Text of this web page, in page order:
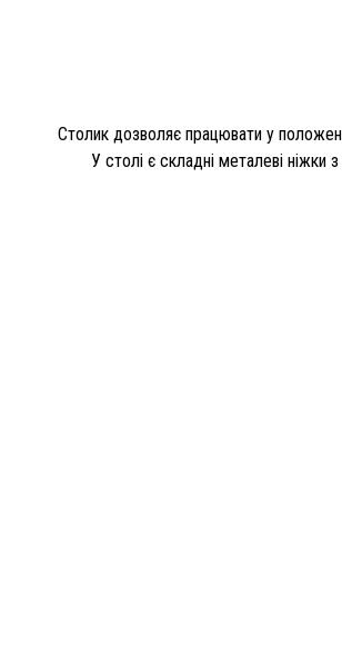
Столик дозволяє працювати у
У столі є складні металеві